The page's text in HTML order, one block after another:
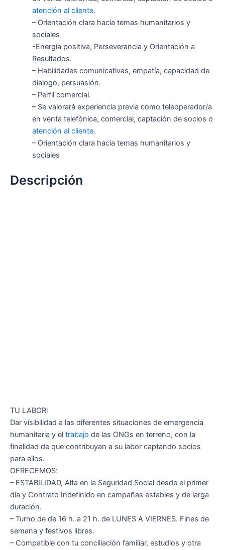
atención al cliente.
– Orientación clara hacia temas humanitarios y
sociales
-Energía positiva, Perseverancia y Orientación a
Resultados.
– Habilidades comunicativas, empatía, capacidad de
dialogo, persuasión.
– Perfil comercial.
– Se valorará experiencia previa como teleoperador/a
en venta telefónica, comercial, captación de socios o
atención al cliente.
– Orientación clara hacia temas humanitarios y
sociales
Descripción
TU LABOR:
Dar visibilidad a las diferentes situaciones de emergencia
humanitaria y el trabajo de las ONGs en terreno, con la
finalidad de que contribuyan a su labor captando socios
para ellos.
OFRECEMOS:
– ESTABILIDAD, Alta en la Seguridad Social desde el primer
día y Contrato Indefinido en campañas estables y de larga
duración.
– Turno de de 16 h. a 21 h. de LUNES A VIERNES. Fines de
semana y festivos libres.
– Compatible con tu conciliación familiar, estudios y otra